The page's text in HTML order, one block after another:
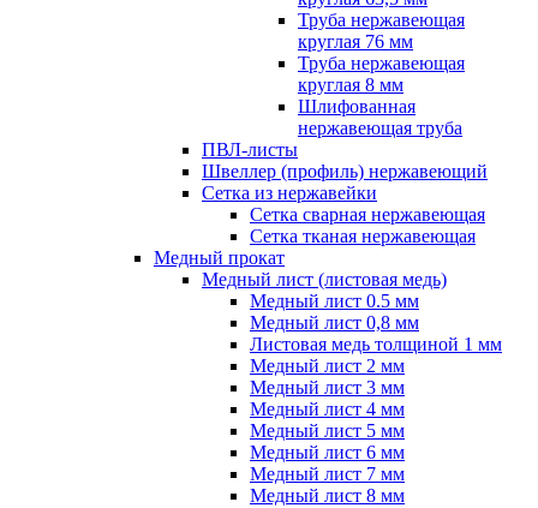
Труба нержавеющая
круглая 76 мм
Труба нержавеющая
круглая 8 мм
Шлифованная
нержавеющая труба
ПВЛ-листы
Швеллер (профиль) нержавеющий
Сетка из нержавейки
Сетка сварная нержавеющая
Сетка тканая нержавеющая
Медный прокат
Медный лист (листовая медь)
Медный лист 0.5 мм
Медный лист 0,8 мм
Листовая медь толщиной 1 мм
Медный лист 2 мм
Медный лист 3 мм
Медный лист 4 мм
Медный лист 5 мм
Медный лист 6 мм
Медный лист 7 мм
Медный лист 8 мм